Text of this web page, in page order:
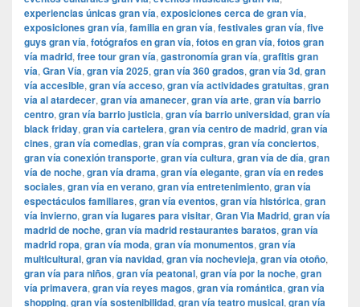
experiencias únicas gran vía, exposiciones cerca de gran vía,
exposiciones gran vía, familia en gran vía, festivales gran vía, five
guys gran vía, fotógrafos en gran vía, fotos en gran vía, fotos gran
vía madrid, free tour gran vía, gastronomía gran vía, grafitis gran
vía, Gran Vía, gran vía 2025, gran vía 360 grados, gran vía 3d, gran
vía accesible, gran vía acceso, gran vía actividades gratuitas, gran
vía al atardecer, gran vía amanecer, gran vía arte, gran vía barrio
centro, gran vía barrio justicia, gran vía barrio universidad, gran vía
black friday, gran vía cartelera, gran vía centro de madrid, gran vía
cines, gran vía comedias, gran vía compras, gran vía conciertos,
gran vía conexión transporte, gran vía cultura, gran vía de día, gran
vía de noche, gran vía drama, gran vía elegante, gran vía en redes
sociales, gran vía en verano, gran vía entretenimiento, gran vía
espectáculos familiares, gran vía eventos, gran vía histórica, gran
vía invierno, gran vía lugares para visitar, ​​Gran Via Madrid, gran vía
madrid de noche, gran vía madrid restaurantes baratos, gran vía
madrid ropa, gran vía moda, gran vía monumentos, gran vía
multicultural, gran vía navidad, gran vía nochevieja, gran vía otoño,
gran vía para niños, gran vía peatonal, gran vía por la noche, gran
vía primavera, gran vía reyes magos, gran vía romántica, gran vía
shopping, gran vía sostenibilidad, gran vía teatro musical, gran vía